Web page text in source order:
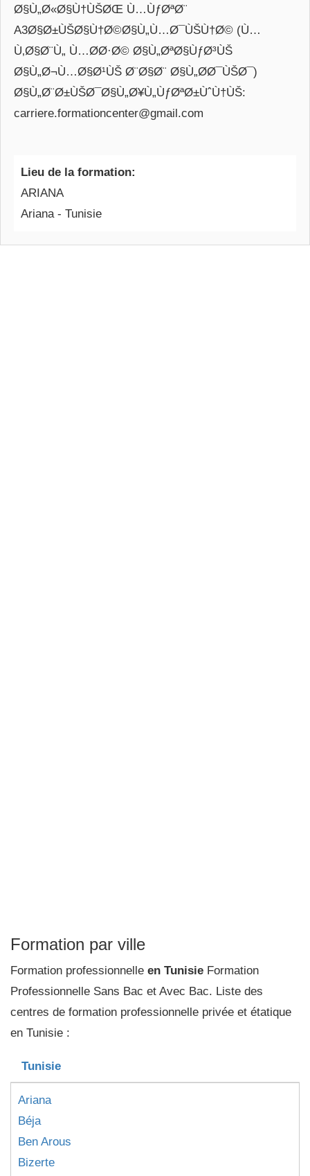
Ø§Ù„Ø«Ø§Ù†ÙŠØŒ Ù…ÙƒØªØ¨
A3Ø§Ø±ÙŠØ§Ù†Ø©Ø§Ù„Ù…Ø¯ÙŠÙ†Ø© (Ù…
Ù‚Ø§Ø¨Ù„ Ù…Ø­Ø·Ø© Ø§Ù„ØªØ§ÙƒØ³ÙŠ
Ø§Ù„Ø¬Ù…Ø§Ø¹ÙŠ Ø¨Ø§Ø¨ Ø§Ù„Ø­Ø¯ÙŠØ¯)
Ø§Ù„Ø¨Ø±ÙŠØ¯Ø§Ù„Ø¥Ù„ÙƒØªØ±ÙˆÙ†ÙŠ:
carriere.formationcenter@gmail.com
Lieu de la formation:
ARIANA
Ariana - Tunisie
Formation par ville
Formation professionnelle en Tunisie Formation
Professionnelle Sans Bac et Avec Bac. Liste des
centres de formation professionnelle privée et étatique
en Tunisie :
Tunisie
Ariana
Béja
Ben Arous
Bizerte